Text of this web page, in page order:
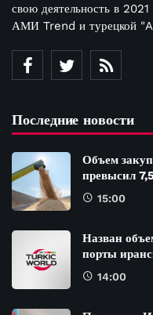
свою деятельность в 2021
АМИ Trend и турецкой
Последние новости
Объем
превысил
15:00
Назван
порты
14:00